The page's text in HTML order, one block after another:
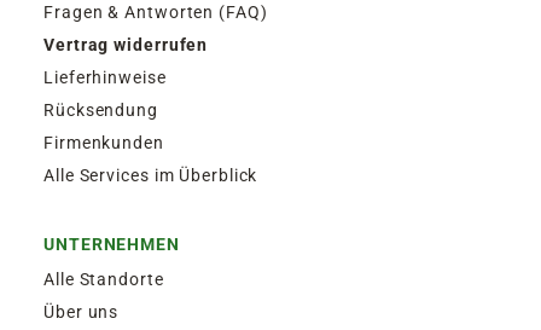
Fragen & Antworten (FAQ)
Vertrag widerrufen
Lieferhinweise
Rücksendung
Firmenkunden
Alle Services im Überblick
UNTERNEHMEN
Alle Standorte
Über uns